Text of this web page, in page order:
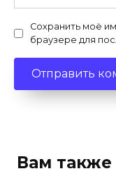
Сохранить моё
браузере для
Вам также